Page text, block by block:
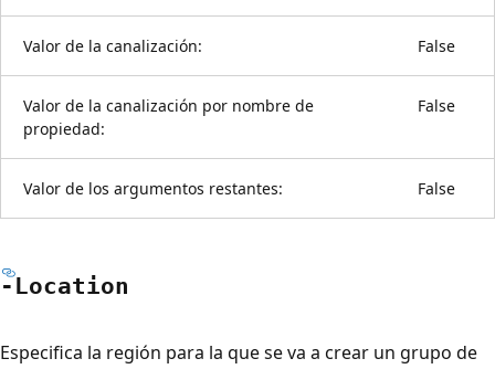
Valor de la canalización: False
Valor de la canalización por nombre de
propiedad:
False
Valor de los argumentos restantes: False
-Location
Especifica la región para la que se va a crear un grupo de